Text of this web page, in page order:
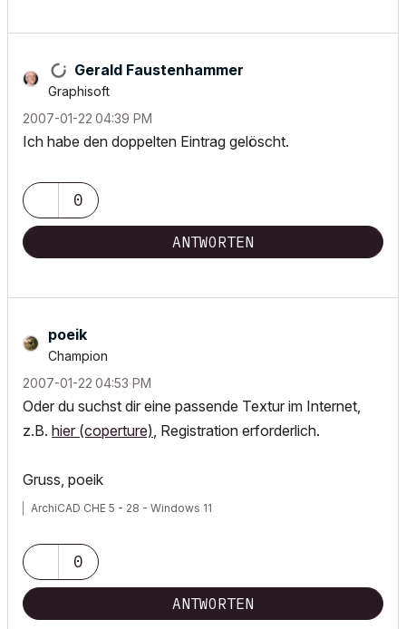
Gerald Faustenhammer
Graphisoft
‎2007-01-22 04:39 PM
Ich habe den doppelten Eintrag gelöscht.
0
ANTWORTEN
poeik
Champion
‎2007-01-22 04:53 PM
Oder du suchst dir eine passende Textur im Internet,
z.B. hier (coperture), Registration erforderlich.
Gruss, poeik
ArchiCAD CHE 5 - 28 - Windows 11
0
ANTWORTEN